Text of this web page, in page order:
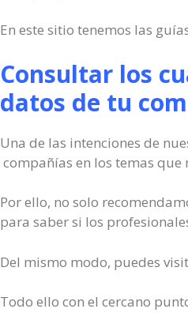
En este sitio tenemos las
Consultar los
datos de tu
Una de las intenciones de
compañías en los temas que
Por ello, no solo
para saber si los
Del mismo modo, puedes
Todo ello con el cercano